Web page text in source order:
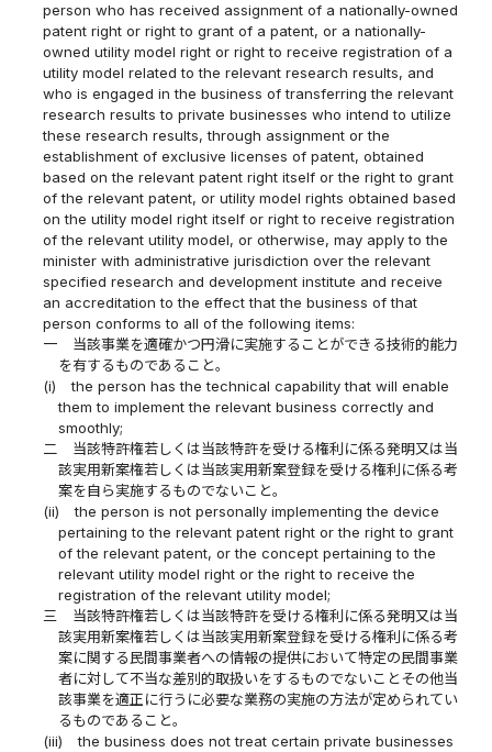
person who has received assignment of a nationally-owned
patent right or right to grant of a patent, or a nationally-
owned utility model right or right to receive registration of a
utility model related to the relevant research results, and
who is engaged in the business of transferring the relevant
research results to private businesses who intend to utilize
these research results, through assignment or the
establishment of exclusive licenses of patent, obtained
based on the relevant patent right itself or the right to grant
of the relevant patent, or utility model rights obtained based
on the utility model right itself or right to receive registration
of the relevant utility model, or otherwise, may apply to the
minister with administrative jurisdiction over the relevant
specified research and development institute and receive
an accreditation to the effect that the business of that
person conforms to all of the following items:
一
当該事業を適確かつ円滑に実施することができる技術的能力
を有するものであること。
(i)
the person has the technical capability that will enable
them to implement the relevant business correctly and
smoothly;
二
当該特許権若しくは当該特許を受ける権利に係る発明又は当
該実用新案権若しくは当該実用新案登録を受ける権利に係る考
案を自ら実施するものでないこと。
(ii)
the person is not personally implementing the device
pertaining to the relevant patent right or the right to grant
of the relevant patent, or the concept pertaining to the
relevant utility model right or the right to receive the
registration of the relevant utility model;
三
当該特許権若しくは当該特許を受ける権利に係る発明又は当
該実用新案権若しくは当該実用新案登録を受ける権利に係る考
案に関する民間事業者への情報の提供において特定の民間事業
者に対して不当な差別的取扱いをするものでないことその他当
該事業を適正に行うに必要な業務の実施の方法が定められてい
るものであること。
(iii)
the business does not treat certain private businesses